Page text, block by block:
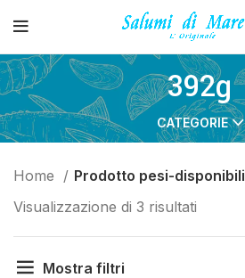
392g
CATEGORIE
Home Prodotto pesi-disponibili
Visualizzazione di 3 risultati
Mostra filtri